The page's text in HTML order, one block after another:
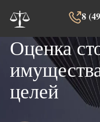
8
Оценка
целей